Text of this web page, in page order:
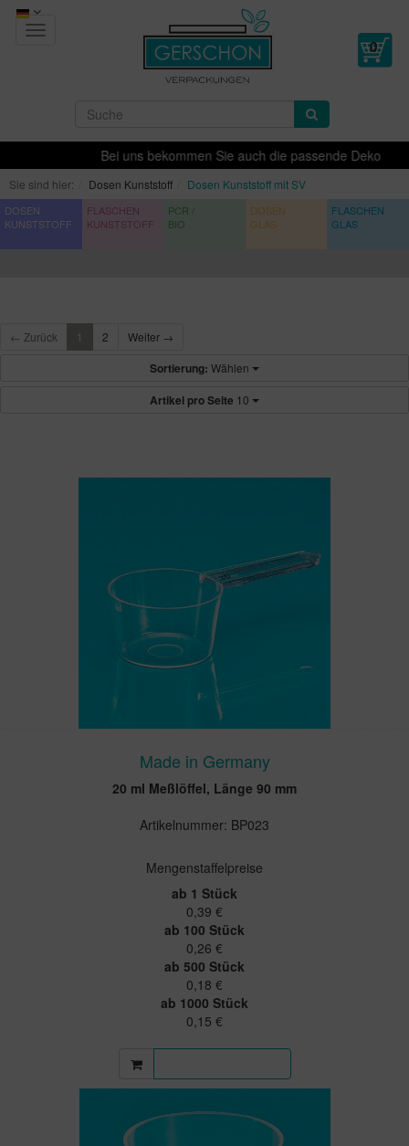
Toggle
Bei uns bekommen Sie auch die passende Dekoration
Sie sind hier: Dosen Kunststoff Dosen Kunststoff mit SV
DOSEN
KUNSTSTOFF
FLASCHEN
KUNSTSTOFF
PCR /
BIO
DOSEN
GLAS
FLASCHEN
GLAS
← Zurück 1 2 Weiter →
Sortierung: Wählen
Artikel pro Seite 10
Made in Germany
20 ml Meßlöffel, Länge 90 mm
Artikelnummer: BP023
Mengenstaffelpreise
ab 1 Stück
0,39 €
ab 100 Stück
0,26 €
ab 500 Stück
0,18 €
ab 1000 Stück
0,15 €